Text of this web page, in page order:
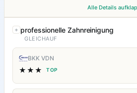
Alle Details
professionelle Zahnreinigung
GLEICHAUF
BKK VDN
★★★ TOP